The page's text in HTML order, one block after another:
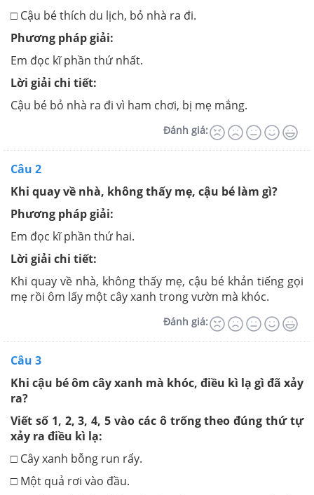
□ Cậu bé thích du lịch, bỏ nhà ra đi.
Phương pháp giải:
Em đọc kĩ phần thứ nhất.
Lời giải chi tiết:
Cậu bé bỏ nhà ra đi vì ham chơi, bị mẹ mắng.
Đánh giá:
Câu 2
Khi quay về nhà, không thấy mẹ, cậu bé làm gì?
Phương pháp giải:
Em đọc kĩ phần thứ hai.
Lời giải chi tiết:
Khi quay về nhà, không thấy mẹ, cậu bé khản tiếng gọi
mẹ rồi ôm lấy một cây xanh trong vườn mà khóc.
Đánh giá:
Câu 3
Khi cậu bé ôm cây xanh mà khóc, điều kì lạ gì đã xảy
ra?
Viết số 1, 2, 3, 4, 5 vào các ô trống theo đúng thứ tự
xảy ra điều kì lạ:
□ Cây xanh bỗng run rẩy.
□ Một quả rơi vào đầu.